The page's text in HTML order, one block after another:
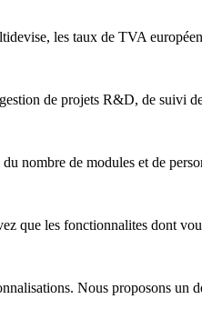
les taux de TVA
de projets R&D, de suivi
nombre de modules et de
que les fonctionnalites dont
Nous proposons un